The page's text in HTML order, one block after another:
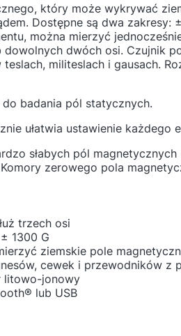
który może wykrywać
Dostępne są dwa
można mierzyć
dowolnych dwóch osi. Czujnik
militeslach i gausach.
badania pól statycznych.
ułatwia ustawienie każdego
słabych pól
zerowego pola
trzech osi
1300 G
ziemskie pole
cewek i przewodników z
litowo-jonowy
lub USB